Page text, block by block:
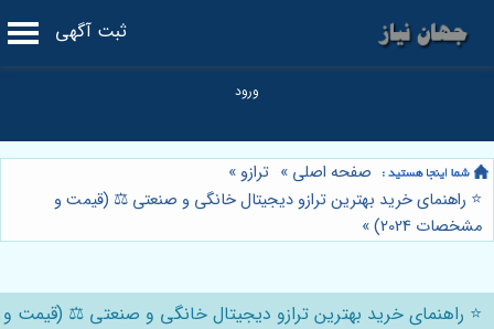
ثبت آگهی
صفحه اصلی » ترازو »
⭐️ راهنمای خرید بهترین ترازو دیجیتال خانگی و صنعتی ⚖️ (قیمت و
مشخصات 2024)
»
⭐️ راهنمای خرید بهترین ترازو دیجیتال خانگی و صنعتی ⚖️ (قیمت و